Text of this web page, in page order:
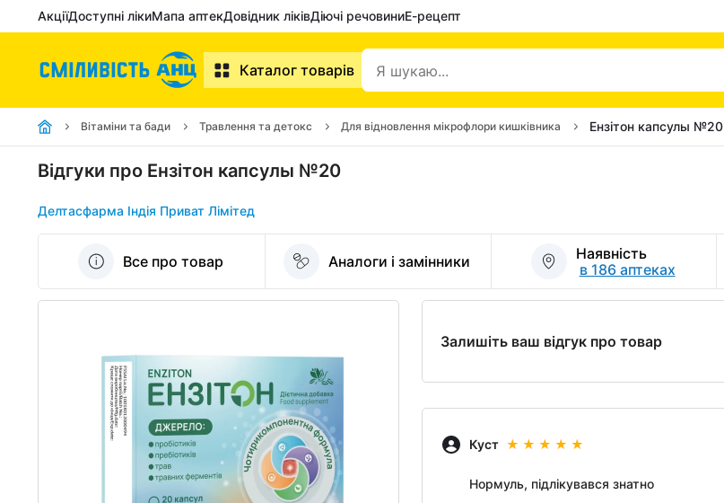
АкціїДоступні лікиМапа аптекДовідник ліківДіючі речовиниЕ-рецепт
Каталог товарів
Вітаміни та бади Травлення та детокс Для відновлення мікрофлори кишківника Ензітон капсулы №20
Відгуки про Ензітон капсулы №20
Делтасфарма Індія Приват Лімітед
Все про товар Аналоги і замінники
Наявність
в 186 аптеках
Залишіть ваш відгук про товар
Куст
Нормуль, підлікувався знатно